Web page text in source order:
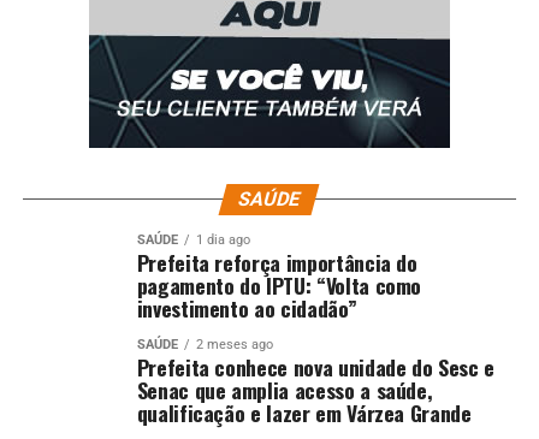
SAÚDE
SAÚDE 1 dia ago
Prefeita reforça importância do
pagamento do IPTU: “Volta como
investimento ao cidadão”
SAÚDE 2 meses ago
Prefeita conhece nova unidade do Sesc e
Senac que amplia acesso a saúde,
qualificação e lazer em Várzea Grande